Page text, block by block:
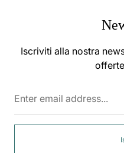
Iscriviti alla nostra